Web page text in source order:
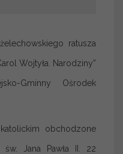
ratusza
Wojtyła. Narodziny”
Gminny Ośrodek
obchodzone
Jana Pawła II. 22